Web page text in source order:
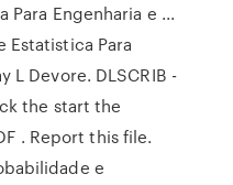
Engenharia e ...
Estatistica Para
L Devore. DLSCRIB -
the start the
. Report this file.
e